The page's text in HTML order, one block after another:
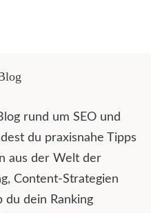
rund um SEO und
du praxisnahe Tipps
aus der Welt der
Content-Strategien
du dein Ranking